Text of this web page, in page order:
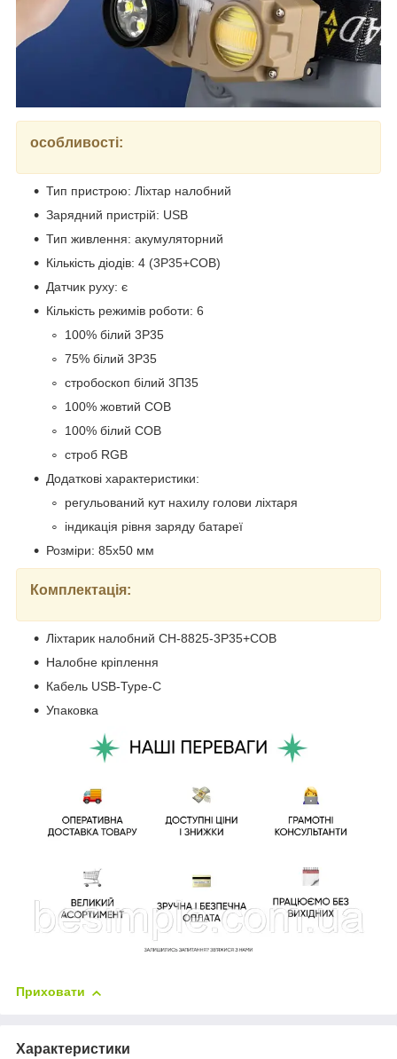
особливості:
Тип пристрою: Ліхтар налобний
Зарядний пристрій: USB
Тип живлення: акумуляторний
Кількість діодів: 4 (3P35+COB)
Датчик руху: є
Кількість режимів роботи: 6
100% білий 3P35
75% білий 3P35
стробоскоп білий 3П35
100% жовтий COB
100% білий COB
строб RGB
Додаткові характеристики:
регульований кут нахилу голови ліхтаря
індикація рівня заряду батареї
Розміри: 85х50 мм
Комплектація:
Ліхтарик налобний CH-8825-3P35+COB
Налобне кріплення
Кабель USB-Type-C
Упаковка
Приховати
Характеристики